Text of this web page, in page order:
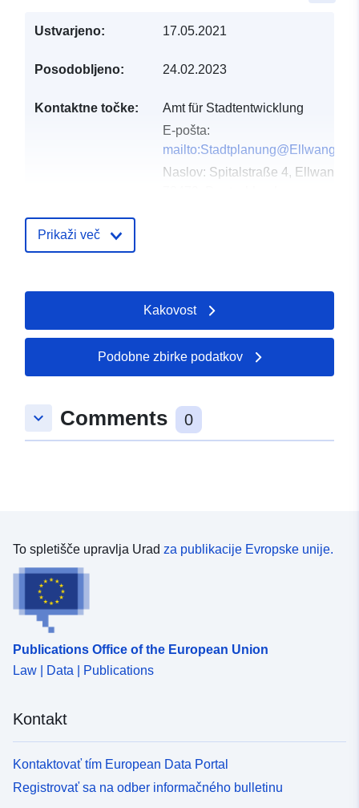
Ustvarjeno: 17.05.2021
Posodobljeno: 24.02.2023
Kontaktne točke:
Amt für Stadtentwicklung
E-pošta:
Naslov: Spitalstraße 4, Ellwangen,
Katalogski zapis:
Posodobljeno na spletišču
25 July 2026
Prostorski: Usklajuje: [ [ 10.2519323,
48.9799602 ], [ 10.2545861,
48.9789227 ], [ 10.2519323,
48.9789227 ], [ 10.2519323,
Prikaži več
Kakovost
Podobne zbirke podatkov
keyboard_arrow_down Comments 0
To spletišče upravlja Urad za publikacije Evropske unije.
Publications Office of the European Union
Law | Data | Publications
Kontakt
Kontaktovať tím European Data Portal
Registrovať sa na odber informačného bulletinu